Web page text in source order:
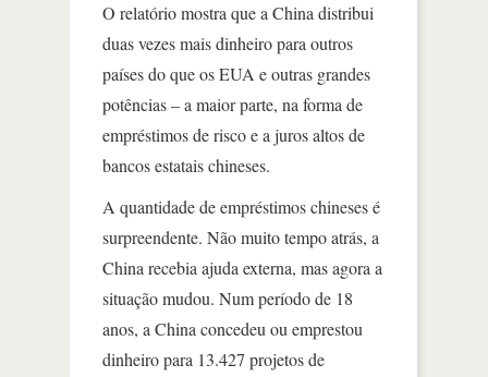
O relatório mostra que a China distribui
duas vezes mais dinheiro para outros
países do que os EUA e outras grandes
potências – a maior parte, na forma de
empréstimos de risco e a juros altos de
bancos estatais chineses.
A quantidade de empréstimos chineses é
surpreendente. Não muito tempo atrás, a
China recebia ajuda externa, mas agora a
situação mudou. Num período de 18
anos, a China concedeu ou emprestou
dinheiro para 13.427 projetos de